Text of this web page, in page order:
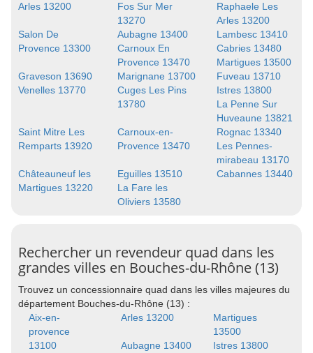
Arles 13200
Fos Sur Mer
13270
Raphaele Les
Arles 13200
Salon De
Provence 13300
Aubagne 13400
Lambesc 13410
Carnoux En
Provence 13470
Cabries 13480
Martigues 13500
Graveson 13690
Marignane 13700
Fuveau 13710
Venelles 13770
Cuges Les Pins
13780
Istres 13800
La Penne Sur
Huveaune 13821
Saint Mitre Les
Remparts 13920
Carnoux-en-
Provence 13470
Rognac 13340
Les Pennes-
mirabeau 13170
Châteauneuf les
Martigues 13220
Eguilles 13510
Cabannes 13440
La Fare les
Oliviers 13580
Rechercher un revendeur quad dans les
grandes villes en Bouches-du-Rhône (13)
Trouvez un concessionnaire quad dans les villes majeures du
département Bouches-du-Rhône (13) :
Aix-en-
provence
13100
Arles 13200
Martigues
13500
Aubagne 13400
Istres 13800